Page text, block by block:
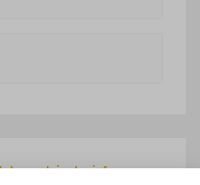
dus ook inclusief: